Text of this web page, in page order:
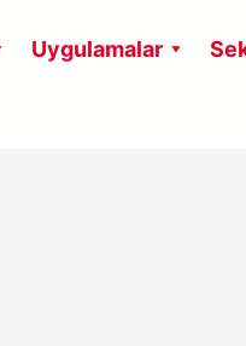
Uygulamalar